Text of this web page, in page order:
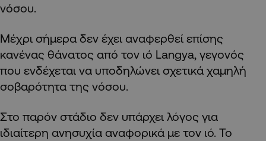
νόσου.
Μέχρι σήμερα δεν έχει αναφερθεί επίσης
κανένας θάνατος από τον ιό Langya, γεγονός
που ενδέχεται να υποδηλώνει σχετικά χαμηλή
σοβαρότητα της νόσου.
Στο παρόν στάδιο δεν υπάρχει λόγος για
ιδιαίτερη ανησυχία αναφορικά με τον ιό. Το